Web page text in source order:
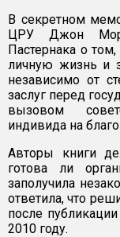
В секретном
ЦРУ Джон Мори
Пастернака о
личную жизнь и
независимо от
заслуг перед
вызовом
индивида на
Авторы книги
готова ли
заполучила
ответила, что
после
2010 году.